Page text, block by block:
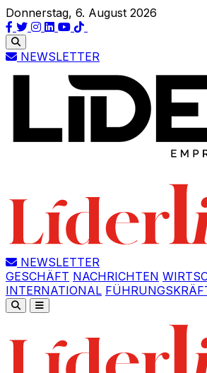
Donnerstag, 6. August 2026
NEWSLETTER
NEWSLETTER
GESCHÄFT NACHRICHTEN
INTERNATIONAL